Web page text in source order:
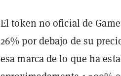
El token no oficial de
26% por debajo de su
esa marca de lo que ha